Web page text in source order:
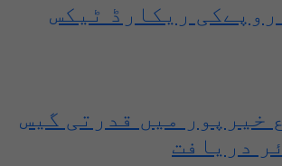
روپےکی ریکارڈ ٹیکس
خیرپور میں قدرتی گیس
دریافت